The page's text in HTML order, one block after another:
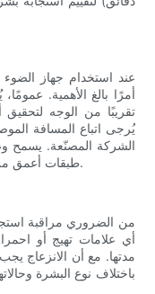
عند استخدام جهاز الضوء
تقريبًا من الوجه
الشركة المصنّعة. يسمح
طبقات أعمق من الجلد، مما يُعزز فوائده على مستوى الخلايا.
من الضروري مراقبة
أي علامات تهيج أو
مدتها. مع أن الانزعاج
باختلاف نوع البشرة